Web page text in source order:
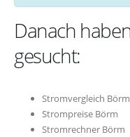
Danach
gesucht:
Stromvergleich Börm
Strompreise Börm
Stromrechner Börm